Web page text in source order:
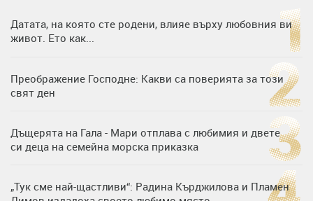
Датата, на която сте родени, влияе върху любовния ви
живот. Ето как...
Преображение Господне: Какви са поверията за този
свят ден
Дъщерята на Гала - Мари отплава с любимия и двете
си деца на семейна морска приказка
„Тук сме най-щастливи“: Радина Кърджилова и Пламен